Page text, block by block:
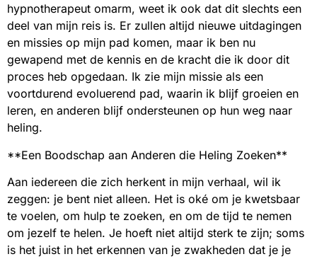
hypnotherapeut omarm, weet ik ook dat dit slechts een
deel van mijn reis is. Er zullen altijd nieuwe uitdagingen
en missies op mijn pad komen, maar ik ben nu
gewapend met de kennis en de kracht die ik door dit
proces heb opgedaan. Ik zie mijn missie als een
voortdurend evoluerend pad, waarin ik blijf groeien en
leren, en anderen blijf ondersteunen op hun weg naar
heling.
**Een Boodschap aan Anderen die Heling Zoeken**
Aan iedereen die zich herkent in mijn verhaal, wil ik
zeggen: je bent niet alleen. Het is oké om je kwetsbaar
te voelen, om hulp te zoeken, en om de tijd te nemen
om jezelf te helen. Je hoeft niet altijd sterk te zijn; soms
is het juist in het erkennen van je zwakheden dat je je